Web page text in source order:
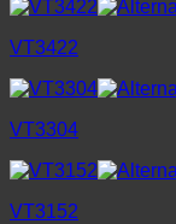
VT3422
VT3304
VT3152